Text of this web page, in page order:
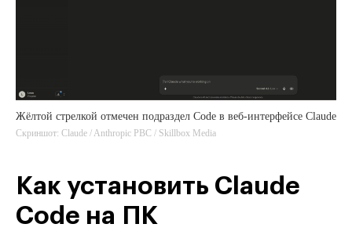
Жёлтой стрелкой отмечен подраздел Code в веб-интерфейсе Claude
Скриншот: Claude / Anthropic PBC / Skillbox Media
Как установить Claude
Code на ПК